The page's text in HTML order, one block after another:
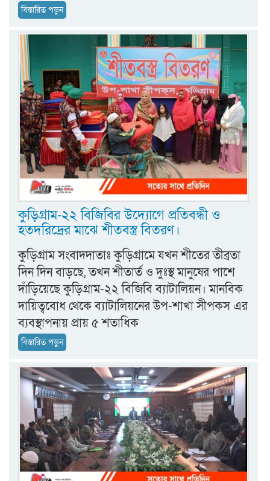
বিস্তারিত পড়ুন
কুড়িগ্রাম-২২ বিজিবির উদ্যোগে প্রতিবন্ধী ও
হতদরিদ্রের মাঝে শীতবস্ত্র বিতরণ।
কুড়িগ্রাম সংবাদদাতাঃ কুড়িগ্রামে যখন শীতের তীব্রতা
দিন দিন বাড়ছে, তখন শীতার্ত ও দুঃস্থ মানুষের পাশে
দাঁড়িয়েছে কুড়িগ্রাম-২২ বিজিবি ব্যাটালিয়ন। মানবিক
দায়িত্ববোধ থেকে ব্যাটালিয়নের উপ-শাখা সীপকস এর
ব্যবস্থাপনায় প্রায় ৫ শতাধিক
বিস্তারিত পড়ুন